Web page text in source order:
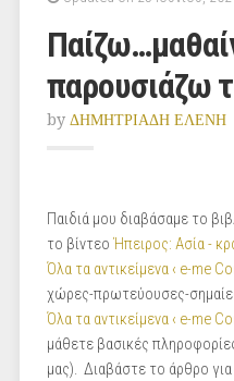
παρουσιάζω
by ΔΗΜΗΤΡΙΑΔΗ ΕΛΕΝΗ
Παιδιά μου διαβάσαμε το
το βίντεο Ήπειρος: Ασία -
Όλα τα αντικείμενα ‹ e-me
χώρες-πρωτεύουσες-
Όλα τα αντικείμενα ‹ e-me
μάθετε βασικές
μας). Διαβάστε το άρθρο